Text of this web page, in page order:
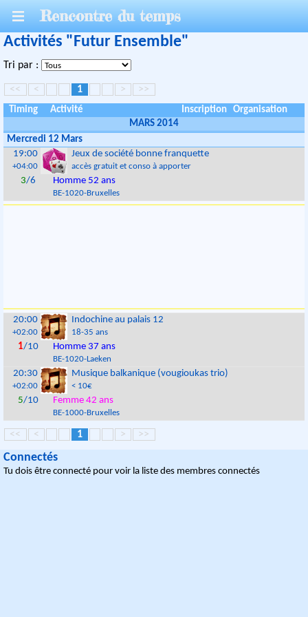
Rencontre du temps
Activités "Futur Ensemble"
Tri par :
<< < 1 > >>
Timing Activité Inscription
Organisation
MARS 2014
Mercredi 12 Mars
19:00
+04:00
Jeux de société bonne franquette
accès gratuit et conso à apporter
3/6 Homme 52 ans
BE-1020-Bruxelles
20:00
+02:00
Indochine au palais 12
18-35 ans
1/10 Homme 37 ans
BE-1020-Laeken
20:30
+02:00
Musique balkanique (vougioukas trio)
< 10€
5/10 Femme 42 ans
BE-1000-Bruxelles
<< < 1 > >>
Connectés
Tu dois être connecté pour voir la liste des membres connectés